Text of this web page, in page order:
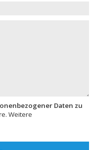
Daten zu
Weitere